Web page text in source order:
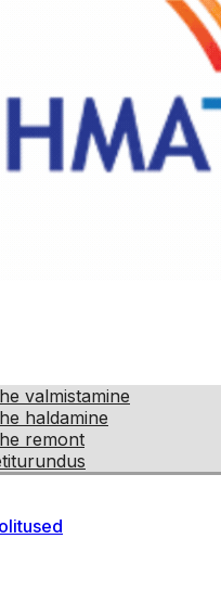
valmistamine
haldamine
remont